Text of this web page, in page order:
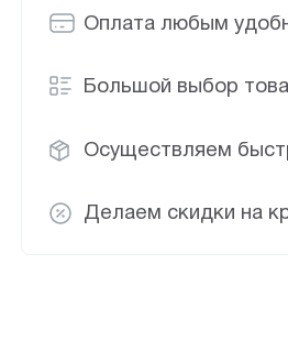
Оплата любым
Большой выбор
Осуществляем
Делаем скидки на